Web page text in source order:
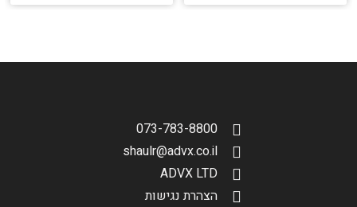
073-783-8800
shaulr@advx.co.il
ADVX LTD
הצהרת נגישות
הגדר סוג האופנוע שלך אפס